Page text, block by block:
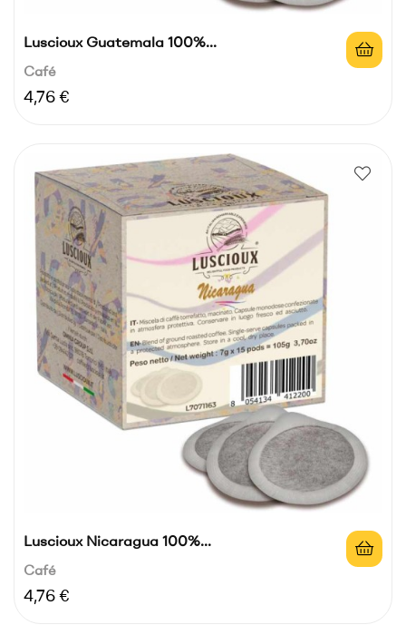
Luscioux Guatemala 100%...
Café
Precio
4,76 €
Luscioux Nicaragua 100%...
Café
Precio
4,76 €